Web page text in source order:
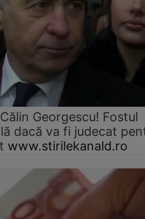
Georgescu! Fostul
dacă va fi judecat
www.stirilekanald.ro